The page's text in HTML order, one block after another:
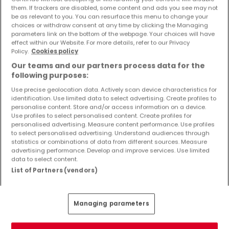
them. If trackers are disabled, some content and ads you see may not
be as relevant to you. You can resurface this menu to change your
choices or withdraw consent at any time by clicking the Managing
parameters link on the bottom of the webpage. Your choices will have
effect within our Website. For more details, refer to our Privacy
Policy. Cookies policy
Our teams and our partners process data for the
following purposes:
Use precise geolocation data. Actively scan device characteristics for
identification. Use limited data to select advertising. Create profiles to
personalise content. Store and/or access information on a device.
Use profiles to select personalised content. Create profiles for
personalised advertising. Measure content performance. Use profiles
to select personalised advertising. Understand audiences through
statistics or combinations of data from different sources. Measure
advertising performance. Develop and improve services. Use limited
data to select content.
List of Partners (vendors)
Managing parameters